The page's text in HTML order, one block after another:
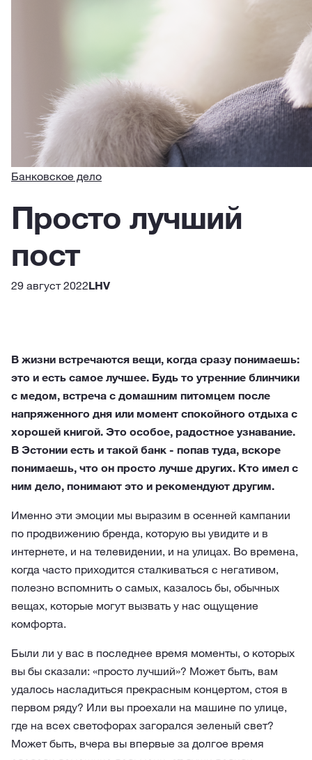
Банковское дело
Просто лучший
пост
29 август 2022LHV
В жизни встречаются вещи, когда сразу понимаешь:
это и есть самое лучшее. Будь то утренние блинчики
с медом, встреча с домашним питомцем после
напряженного дня или момент спокойного отдыха с
хорошей книгой. Это особое, радостное узнавание.
В Эстонии есть и такой банк - попав туда, вскоре
понимаешь, что он просто лучше других. Кто имел с
ним дело, понимают это и рекомендуют другим.
Именно эти эмоции мы выразим в осенней кампании
по продвижению бренда, которую вы увидите и в
интернете, и на телевидении, и на улицах. Во времена,
когда часто приходится сталкиваться с негативом,
полезно вспомнить о самых, казалось бы, обычных
вещах, которые могут вызвать у нас ощущение
комфорта.
Были ли у вас в последнее время моменты, о которых
вы бы сказали: «просто лучший»? Может быть, вам
удалось насладиться прекрасным концертом, стоя в
первом ряду? Или вы проехали на машине по улице,
где на всех светофорах загорался зеленый свет?
Может быть, вчера вы впервые за долгое время